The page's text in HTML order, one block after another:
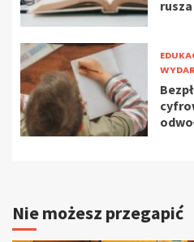
Nie możesz przegapić